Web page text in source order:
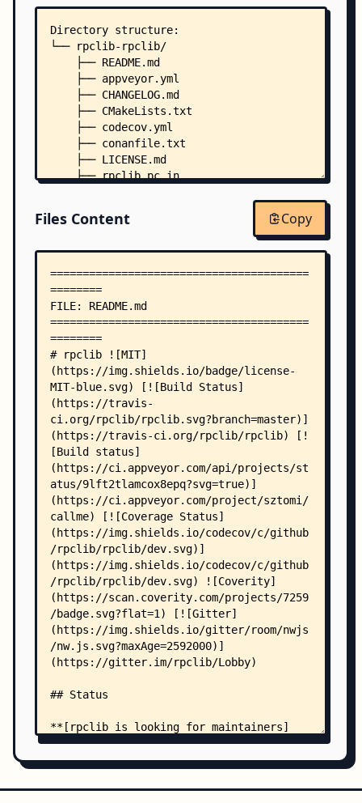
Directory structure:
└── rpclib-rpclib/
    ├── README.md
    ├── appveyor.yml
    ├── CHANGELOG.md
    ├── CMakeLists.txt
    ├── codecov.yml
    ├── conanfile.txt
    ├── LICENSE.md
    ├── rpclib.pc.in
    ├── .editorconfig
    ├── .ycm_extra_conf.py
    ├── cmake/
    │   ├── check_warning_flag.cmake
    │   ├── coverage.cmake
    │   ├── Findrpclib.cmake
    │   ├── msvc_support.cmake
    │   ├── policies.cmake
    │   ├── rpclibConfig.cmake.in
    │   └── localbuild/
    │       ├── Findrpclib.cmake
    │       └── FindSFML.cmake
    ├── dependencies/
    │   ├── include/
    │   │   ├── asio.hpp
    │   │   ├── pimpl_ptr.hh
    │   │   ├── posix.h
    │   │   └── asio/
    │   │       ├── async_result.hpp
    │   │       ├── basic_datagram_socket.hpp
    │   │       ├── basic_deadline_timer.hpp
    │   │       ├── basic_io_object.hpp
    │   │       ├── basic_raw_socket.hpp
    │   │       ├── basic_seq_packet_socket.hpp
    │   │       ├── basic_serial_port.hpp
    │   │       ├── basic_signal_set.hpp
    │   │       ├── basic_socket_acceptor.hpp
    │   │       ├── basic_socket_streambuf.hpp
    │   │       ├── basic_streambuf.hpp
    │   │       ├── basic_streambuf_fwd.hpp
    │   │       ├── basic_waitable_timer.hpp
    │   │       ├── buffered_read_stream_fwd.hpp
Files Content Copy